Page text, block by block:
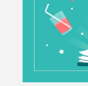
connexion